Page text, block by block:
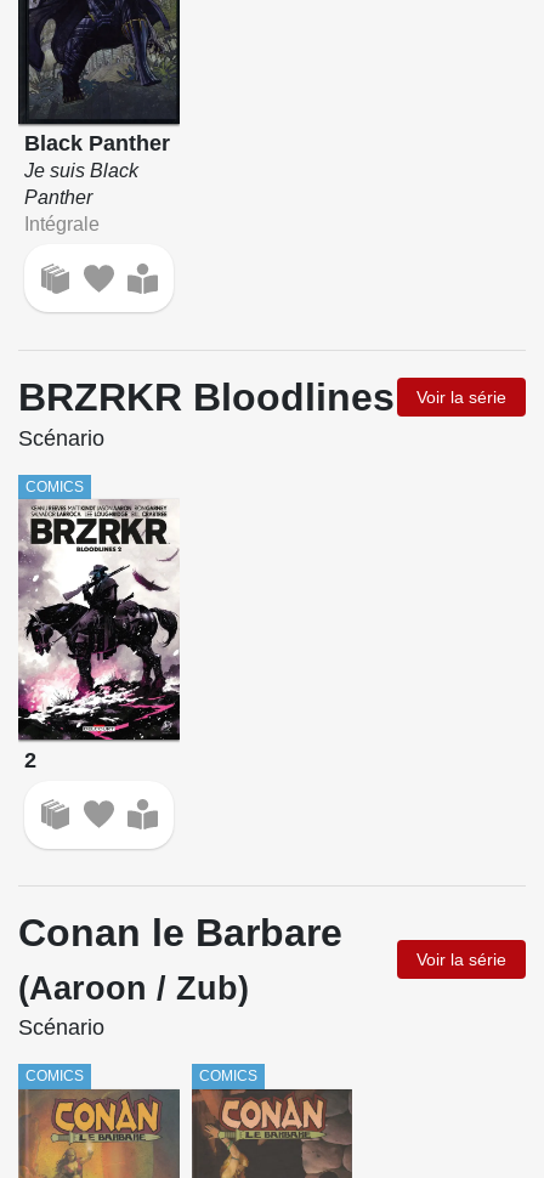
Black Panther
Je suis Black
Panther
Intégrale
BRZRKR Bloodlines Voir la série
Scénario
COMICS
2
Conan le Barbare
(Aaroon / Zub)
Voir la série
Scénario
COMICS COMICS